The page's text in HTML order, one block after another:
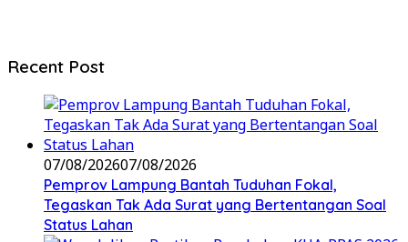
Recent Post
07/08/202607/08/2026
Pemprov Lampung Bantah Tuduhan Fokal,
Tegaskan Tak Ada Surat yang Bertentangan Soal
Status Lahan